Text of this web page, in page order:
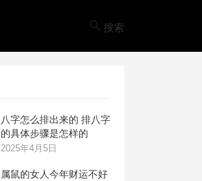
搜索
八字怎么排出来的 排八字
的具体步骤是怎样的
2025年4月5日
属鼠的女人今年财运不好